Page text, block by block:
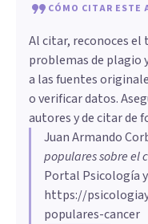
CÓMO CITAR ESTE
Al citar, reconoces
problemas de plagio
a las fuentes
o verificar datos.
autores y de citar de
Juan Armando
populares sobre el
Portal Psicología
https://
populares-cancer